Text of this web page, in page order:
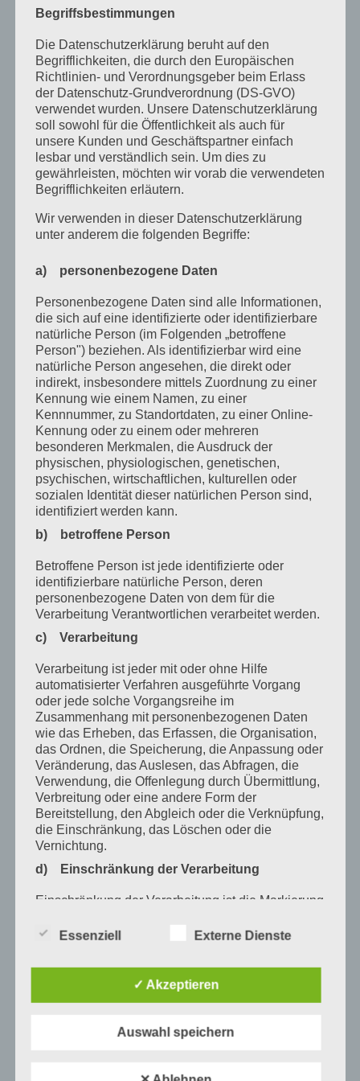
November 2023
Oktober 2023
September 2023
Juli 2023
Juni 2023
April 2023
März 2023
Dezember 2022
November 2022
Oktober 2022
September 2022
August 2022
Juli 2022
April 2022
Dezember 2021
Oktober 2021
September 2021
Mai 2021
März 2021
Januar 2021
Dezember 2020
Oktober 2020
August 2020
Juli 2020
Juni 2020
Mai 2020
April 2020
Begriffsbestimmungen
Die Datenschutzerklärung beruht auf den
Begrifflichkeiten, die durch den Europäischen
Richtlinien- und Verordnungsgeber beim Erlass
der Datenschutz-Grundverordnung (DS-GVO)
verwendet wurden. Unsere Datenschutzerklärung
soll sowohl für die Öffentlichkeit als auch für
unsere Kunden und Geschäftspartner einfach
lesbar und verständlich sein. Um dies zu
gewährleisten, möchten wir vorab die verwendeten
Begrifflichkeiten erläutern.
Wir verwenden in dieser Datenschutzerklärung
unter anderem die folgenden Begriffe:
a) personenbezogene Daten
Personenbezogene Daten sind alle Informationen,
die sich auf eine identifizierte oder identifizierbare
natürliche Person (im Folgenden „betroffene
Person") beziehen. Als identifizierbar wird eine
natürliche Person angesehen, die direkt oder
indirekt, insbesondere mittels Zuordnung zu einer
Kennung wie einem Namen, zu einer
Kennnummer, zu Standortdaten, zu einer Online-
Kennung oder zu einem oder mehreren
besonderen Merkmalen, die Ausdruck der
physischen, physiologischen, genetischen,
psychischen, wirtschaftlichen, kulturellen oder
sozialen Identität dieser natürlichen Person sind,
identifiziert werden kann.
b) betroffene Person
Betroffene Person ist jede identifizierte oder
identifizierbare natürliche Person, deren
personenbezogene Daten von dem für die
Verarbeitung Verantwortlichen verarbeitet werden.
c) Verarbeitung
Verarbeitung ist jeder mit oder ohne Hilfe
automatisierter Verfahren ausgeführte Vorgang
oder jede solche Vorgangsreihe im
Zusammenhang mit personenbezogenen Daten
wie das Erheben, das Erfassen, die Organisation,
das Ordnen, die Speicherung, die Anpassung oder
Veränderung, das Auslesen, das Abfragen, die
Verwendung, die Offenlegung durch Übermittlung,
Verbreitung oder eine andere Form der
Bereitstellung, den Abgleich oder die Verknüpfung,
die Einschränkung, das Löschen oder die
Vernichtung.
d) Einschränkung der Verarbeitung
Einschränkung der Verarbeitung ist die Markierung
Ziel, ihre künftige Verarbeitung einzuschränken.
Profiling ist jede Art der automatisierten
Verarbeitung personenbezogener Daten, die darin
verwendet werden, um bestimmte persönliche
Essenziell Externe Dienste
✓ Akzeptieren
Auswahl speichern